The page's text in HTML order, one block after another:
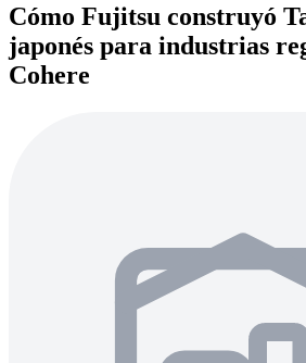
Cómo Fujitsu construyó
japonés para industrias
Cohere